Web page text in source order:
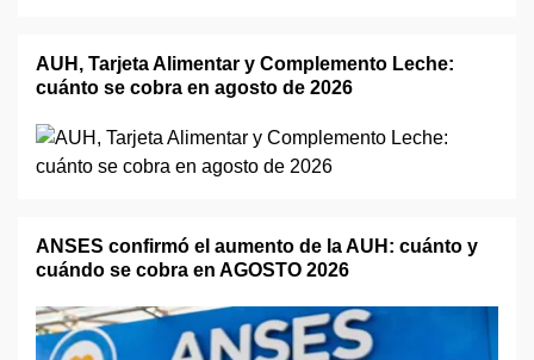
AUH, Tarjeta Alimentar y Complemento Leche:
cuánto se cobra en agosto de 2026
ANSES confirmó el aumento de la AUH: cuánto y
cuándo se cobra en AGOSTO 2026